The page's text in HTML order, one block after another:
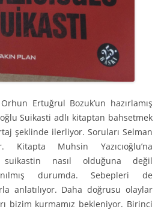
Ertuğrul Bozuk’un hazırlamış
Suikasti adlı kitaptan bahsetmek
şeklinde ilerliyor. Soruları Selman
Kitapta Muhsin Yazıcıoğlu’na
nasıl olduğuna değil
durumda. Sebepleri de
anlatılıyor. Daha doğrusu olaylar
bizim kurmamız bekleniyor. Birinci